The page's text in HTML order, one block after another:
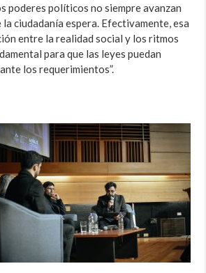
poderes políticos no siempre avanzan
ciudadanía espera. Efectivamente, esa
entre la realidad social y los ritmos
para que las leyes puedan
los requerimientos”.